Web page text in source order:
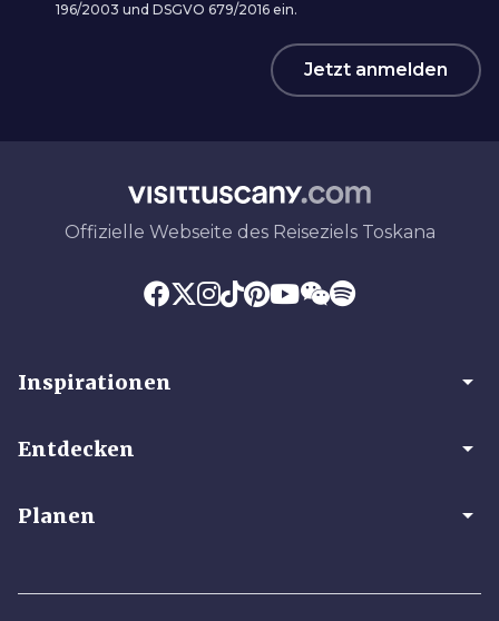
196/2003 und DSGVO 679/2016 ein.
Jetzt anmelden
Offizielle Webseite des Reiseziels Toskana
Inspirationen arrow_drop_down
Entdecken arrow_drop_down
Planen arrow_drop_down